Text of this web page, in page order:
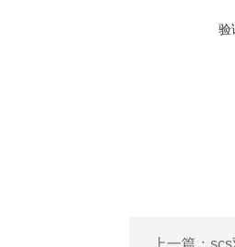
验
上一篇： scs